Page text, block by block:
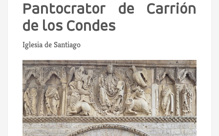
Pantocrator de Carrión
de los Condes
Iglesia de Santiago